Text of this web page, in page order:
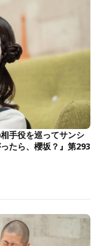
手役を巡ってサンシ
たら、櫻坂？』第293